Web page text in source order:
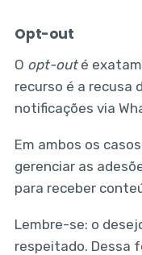
Opt-out
O opt-outé
recurso é a recusa
notificações via
Em ambos os
gerenciar as
para receber
Lembre-se: o
respeitado. Dessa